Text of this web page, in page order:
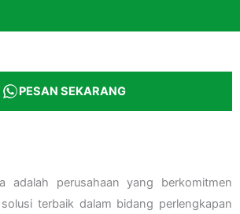
PESAN SEKARANG
adalah perusahaan yang berkomitmen
terbaik dalam bidang perlengkapan